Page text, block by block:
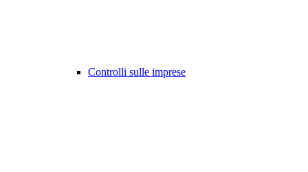
Controlli sulle imprese